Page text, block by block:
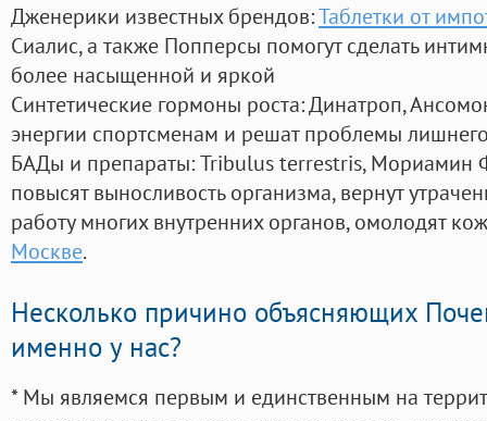
Дженерики известных брендов:Таблетки от
Сиалис, а также Попперсы помогут сделать
более насыщенной и яркой
Синтетические гормоны роста: Динатроп,
энергии спортсменам и решат проблемы
БАДы и препараты:Tribulus terrestris, Мориамин
повысят выносливость организма, вернут
работу многих внутренних органов, омолодят
Москве.
Несколько причино объясняющих
именно у нас?
* Мы являемся первым и единственным на